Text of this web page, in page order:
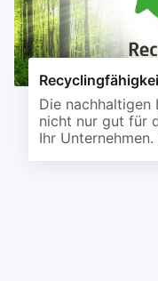
Die nachhaltigen
nicht nur gut für
Ihr